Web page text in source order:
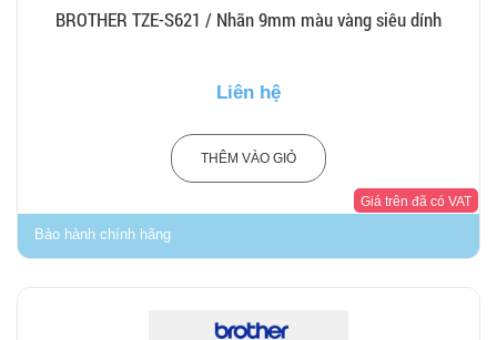
BROTHER TZE-S621 / Nhãn 9mm màu vàng siêu dính
Liên hệ
THÊM VÀO GIỎ
Bảo hành chính hãng
Giá trên đã có VAT